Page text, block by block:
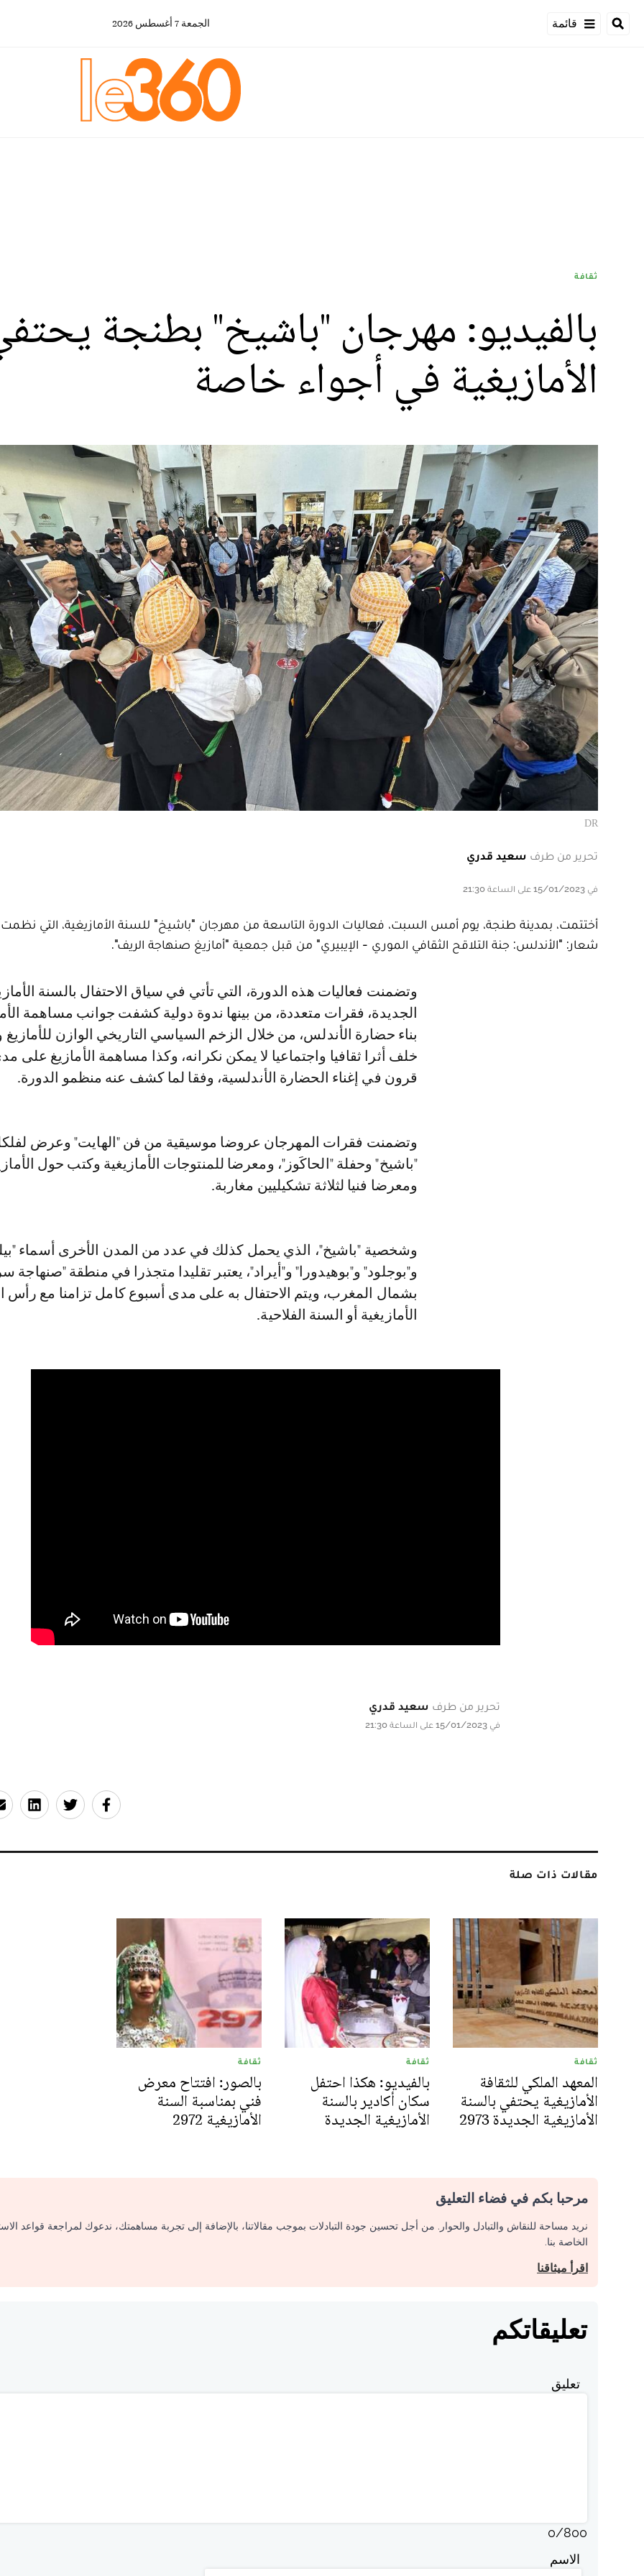
قائمة الجمعة 7 أغسطس 2026
ثقافة
بالفيديو: مهرجان "باشيخ" بطنجة
الأمازيغية في أجواء خاصة
DR
تحرير من طرف سعيد قدري
في 15/01/2023 على الساعة 21:30
أختتمت، بمدينة طنجة، يوم أمس السبت، فعاليات الدورة التاسعة من مهرجان "باشيخ" للسنة الأمازيغية، التي
شعار: "الأندلس: جنة التلاقح الثقافي الموري - الإيبيري" من قبل جمعية "أمازيغ صنهاجة الريف".
وتضمنت فعاليات هذه الدورة، التي تأتي في سياق الاحتفال بالسنة الأمازيغية
الجديدة، فقرات متعددة، من بينها ندوة دولية كشفت جوانب مساهمة
بناء حضارة الأندلس، من خلال الزخم السياسي التاريخي الوازن للأمازيغ
قرون في إغناء الحضارة الأندلسية، وفقا لما كشف عنه منظمو الدورة.
وتضمنت فقرات المهرجان عروضا موسيقية من فن "الهايت" وعرض
"باشيخ" وحفلة "الحاكَوز"، ومعرضا للمنتوجات الأمازيغية وكتب حول
ومعرضا فنيا لثلاثة تشكيليين مغاربة.
وشخصية "باشيخ"، الذي يحمل كذلك في عدد من المدن الأخرى أسماء
و"بوجلود" و"بوهيدورا" و"أيراد"، يعتبر تقليدا متجذرا في منطقة "صنهاجة
بشمال المغرب، ويتم الاحتفال به على مدى أسبوع كامل تزامنا مع رأس
الأمازيغية أو السنة الفلاحية.
تحرير من طرف سعيد قدري
في 15/01/2023 على الساعة 21:30
مقالات ذات صلة
ثقافة
المعهد الملكي للثقافة
الأمازيغية يحتفي بالسنة
الأمازيغية الجديدة 2973
ثقافة
بالفيديو: هكذا احتفل
سكان أكادير بالسنة
الأمازيغية الجديدة
ثقافة
بالصور: افتتاح معرض
فني بمناسبة السنة
الأمازيغية 2972
مرحبا بكم في فضاء التعليق
نريد مساحة للنقاش والتبادل والحوار. من أجل تحسين جودة التبادلات بموجب مقالاتنا، بالإضافة إلى تجربة مساهمتك، ندعوك لمراجعة قواعد
الخاصة بنا.
اقرأ ميثاقنا
تعليقاتكم
تعليق
0/800
الاسم